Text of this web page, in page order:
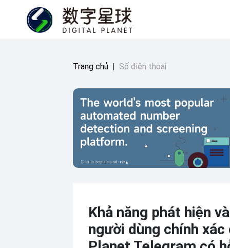
Trang chủ | Số điện thoại
Khả năng phát hiện
người dùng chính